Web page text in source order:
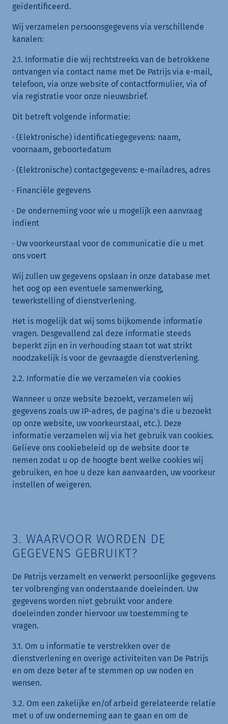
geïdentificeerd.
Wij verzamelen persoonsgegevens via verschillende
kanalen:
2.1. Informatie die wij rechtstreeks van de betrokkene
ontvangen via contact name met De Patrijs via e-mail,
telefoon, via onze website of contactformulier, via of
via registratie voor onze nieuwsbrief.
Dit betreft volgende informatie:
· (Elektronische) identificatiegegevens: naam,
voornaam, geboortedatum
· (Elektronische) contactgegevens: e-mailadres, adres
· Financiële gegevens
· De onderneming voor wie u mogelijk een aanvraag
indient
· Uw voorkeurstaal voor de communicatie die u met
ons voert
Wij zullen uw gegevens opslaan in onze database met
het oog op een eventuele samenwerking,
tewerkstelling of dienstverlening.
Het is mogelijk dat wij soms bijkomende informatie
vragen. Desgevallend zal deze informatie steeds
beperkt zijn en in verhouding staan tot wat strikt
noodzakelijk is voor de gevraagde dienstverlening.
2.2. Informatie die we verzamelen via cookies
Wanneer u onze website bezoekt, verzamelen wij
gegevens zoals uw IP-adres, de pagina’s die u bezoekt
op onze website, uw voorkeurstaal, etc.). Deze
informatie verzamelen wij via het gebruik van cookies.
Gelieve ons cookiebeleid op de website door te
nemen zodat u op de hoogte bent welke cookies wij
gebruiken, en hoe u deze kan aanvaarden, uw voorkeur
instellen of weigeren.
3. WAARVOOR WORDEN DE
GEGEVENS GEBRUIKT?
De Patrijs verzamelt en verwerkt persoonlijke gegevens
ter volbrenging van onderstaande doeleinden. Uw
gegevens worden niet gebruikt voor andere
doeleinden zonder hiervoor uw toestemming te
vragen.
3.1. Om u informatie te verstrekken over de
dienstverlening en overige activiteiten van De Patrijs
en om deze beter af te stemmen op uw noden en
wensen.
3.2. Om een zakelijke en/of arbeid gerelateerde relatie
met u of uw onderneming aan te gaan en om de